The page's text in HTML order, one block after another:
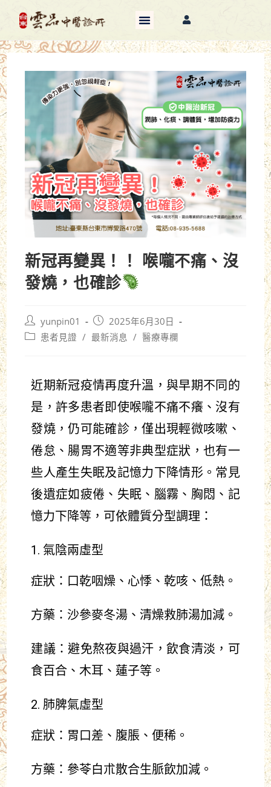
新冠再變異！！ 喉嚨不痛、沒
發燒，也確診
yunpin01
2025年6月30日
患者見證 / 最新消息 / 醫療專欄
近期新冠疫情再度升溫，與早期不同的
是，許多患者即使喉嚨不痛不癢、沒有
發燒，仍可能確診，僅出現輕微咳嗽、
倦怠、腸胃不適等非典型症狀，也有一
些人產生失眠及記憶力下降情形。常見
後遺症如疲倦、失眠、腦霧、胸悶、記
憶力下降等，可依體質分型調理：
氣陰兩虛型
症狀：口乾咽燥、心悸、乾咳、低熱。
方藥：沙參麥冬湯、清燥救肺湯加減。
建議：避免熬夜與過汗，飲食清淡，可
食百合、木耳、蓮子等。
肺脾氣虛型
症狀：胃口差、腹脹、便稀。
方藥：參苓白朮散合生脈飲加減。